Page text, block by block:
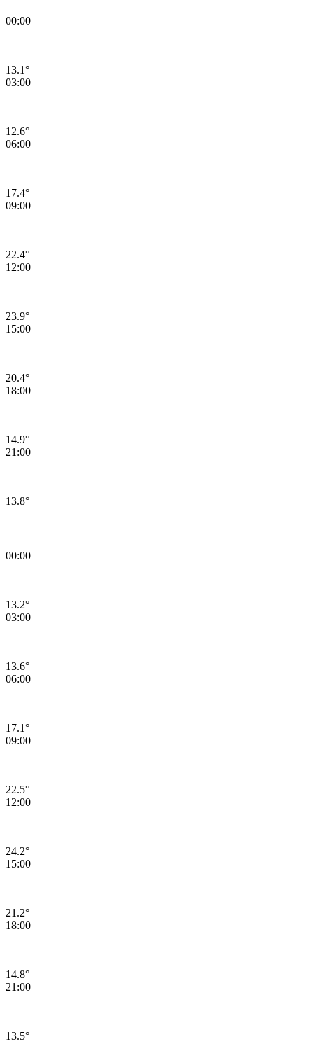
00:00
13.1°
03:00
12.6°
06:00
17.4°
09:00
22.4°
12:00
23.9°
15:00
20.4°
18:00
14.9°
21:00
13.8°
00:00
13.2°
03:00
13.6°
06:00
17.1°
09:00
22.5°
12:00
24.2°
15:00
21.2°
18:00
14.8°
21:00
13.5°